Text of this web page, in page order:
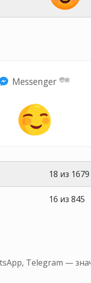
Messenger 🧓🏼
18 из 1679
16 из 845
Telegram —